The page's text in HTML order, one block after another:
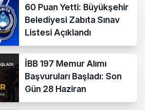
60 Puan Yetti: Büyükşehir
Belediyesi Zabıta Sınav
Listesi Açıklandı
İBB 197 Memur Alımı
Başvuruları Başladı: Son
Gün 28 Haziran